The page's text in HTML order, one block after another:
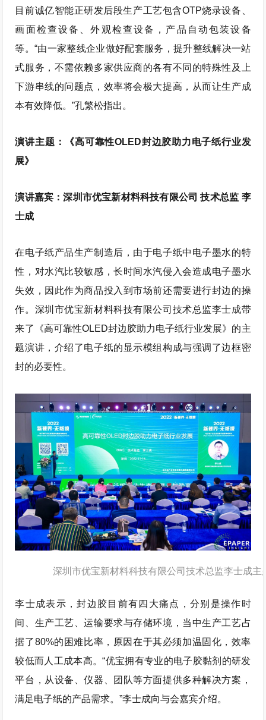
目前诚亿智能正研发后段生产工艺包含OTP烧录设备、
画面检查设备、外观检查设备，产品自动包装设备
等。“由一家整线企业做好配套服务，提升整线解决一站
式服务，不需依赖多家供应商的各有不同的特殊性及上
下游串线的问题点，效率将会极大提高，从而让生产成
本有效降低。”孔繁松指出。
演讲主题：《高可靠性OLED封边胶助力电子纸行业发
展》
演讲嘉宾：深圳市优宝新材料科技有限公司 技术总监 李
士成
在电子纸产品生产制造后，由于电子纸中电子墨水的特
性，对水汽比较敏感，长时间水汽侵入会造成电子墨水
失效，因此作为商品投入到市场前还需要进行封边的操
作。深圳市优宝新材料科技有限公司技术总监李士成带
来了《高可靠性OLED封边胶助力电子纸行业发展》的主
题演讲，介绍了电子纸的显示模组构成与强调了边框密
封的必要性。
深圳市优宝新材料科技有限公司技术总监李士成主
李士成表示，封边胶目前有四大痛点，分别是操作时
间、生产工艺、运输要求与存储环境，当中生产工艺占
据了80%的困难比率，原因在于其必须加温固化，效率
较低而人工成本高。“优宝拥有专业的电子胶黏剂的研发
平台，从设备、仪器、团队等方面提供多种解决方案，
满足电子纸的产品需求。”李士成向与会嘉宾介绍。